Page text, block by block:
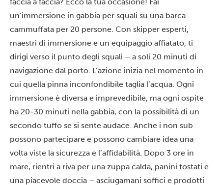
un’immersione in gabbia per squali su una barca
cammuffata per 20 persone. Con skipper esperti,
maestri di immersione e un equipaggio affiatato, ti
dirigi verso il punto degli squali – a soli 20 minuti di
navigazione dal porto. L’azione inizia nel momento in
cui quella pinna inconfondibile taglia l’acqua. Ogni
immersione è diversa e imprevedibile, ma ogni ospite
ha 20-30 minuti nella gabbia, con la possibilità di un
secondo tuffo se si sente audace. Anche i non sub
possono partecipare e possono cambiare idea una
volta viste la sicurezza e l’affidabilità. Dopo 3 ore in
mare, rientri a riva per una zuppa calda, panini tostati e
una piacevole doccia – asciugamani soffici e prodotti